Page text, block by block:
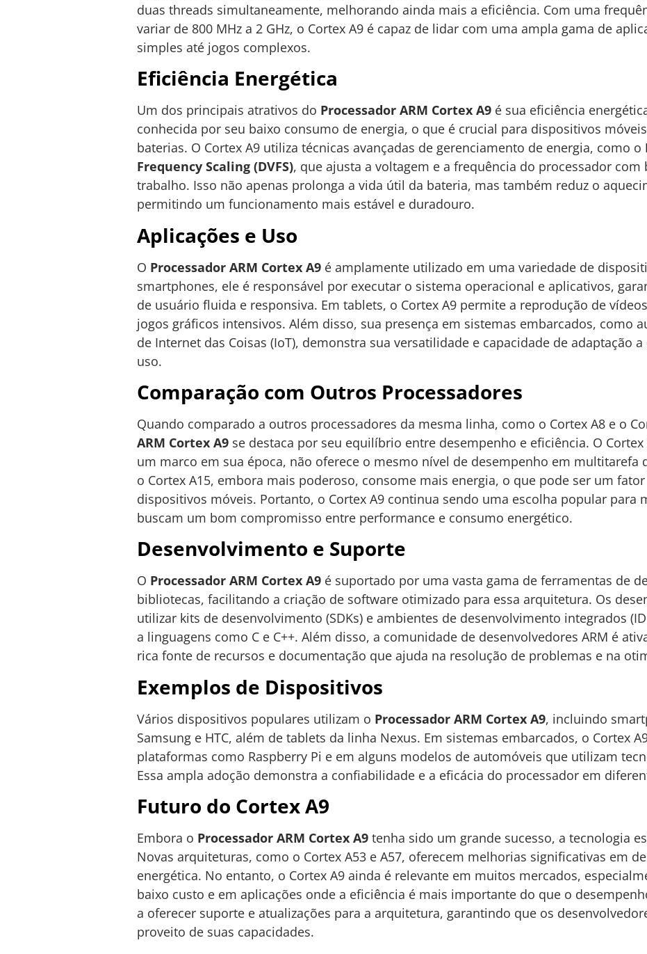
duas threads simultaneamente, melhorando ainda mais a eficiência. Com uma
variar de 800 MHz a 2 GHz, o Cortex A9 é capaz de lidar com uma ampla gama de
simples até jogos complexos.
Eficiência Energética
Um dos principais atrativos do Processador ARM Cortex A9 é sua eficiência
conhecida por seu baixo consumo de energia, o que é crucial para dispositivos
baterias. O Cortex A9 utiliza técnicas avançadas de gerenciamento de energia, como o
Frequency Scaling (DVFS), que ajusta a voltagem e a frequência do processador com
trabalho. Isso não apenas prolonga a vida útil da bateria, mas também reduz o
permitindo um funcionamento mais estável e duradouro.
Aplicações e Uso
O Processador ARM Cortex A9 é amplamente utilizado em uma variedade de
smartphones, ele é responsável por executar o sistema operacional e aplicativos,
de usuário fluida e responsiva. Em tablets, o Cortex A9 permite a reprodução de
jogos gráficos intensivos. Além disso, sua presença em sistemas embarcados, como
de Internet das Coisas (IoT), demonstra sua versatilidade e capacidade de adaptação
uso.
Comparação com Outros Processadores
Quando comparado a outros processadores da mesma linha, como o Cortex A8 e o
ARM Cortex A9 se destaca por seu equilíbrio entre desempenho e eficiência. O
um marco em sua época, não oferece o mesmo nível de desempenho em multitarefa
o Cortex A15, embora mais poderoso, consome mais energia, o que pode ser um
dispositivos móveis. Portanto, o Cortex A9 continua sendo uma escolha popular para
buscam um bom compromisso entre performance e consumo energético.
Desenvolvimento e Suporte
O Processador ARM Cortex A9 é suportado por uma vasta gama de ferramentas de
bibliotecas, facilitando a criação de software otimizado para essa arquitetura. Os
utilizar kits de desenvolvimento (SDKs) e ambientes de desenvolvimento integrados
a linguagens como C e C++. Além disso, a comunidade de desenvolvedores ARM é
rica fonte de recursos e documentação que ajuda na resolução de problemas e na
Exemplos de Dispositivos
Vários dispositivos populares utilizam o Processador ARM Cortex A9, incluindo
Samsung e HTC, além de tablets da linha Nexus. Em sistemas embarcados, o Cortex
plataformas como Raspberry Pi e em alguns modelos de automóveis que utilizam
Essa ampla adoção demonstra a confiabilidade e a eficácia do processador em
Futuro do Cortex A9
Embora o Processador ARM Cortex A9 tenha sido um grande sucesso, a tecnologia
Novas arquiteturas, como o Cortex A53 e A57, oferecem melhorias significativas em
energética. No entanto, o Cortex A9 ainda é relevante em muitos mercados,
baixo custo e em aplicações onde a eficiência é mais importante do que o
a oferecer suporte e atualizações para a arquitetura, garantindo que os
proveito de suas capacidades.